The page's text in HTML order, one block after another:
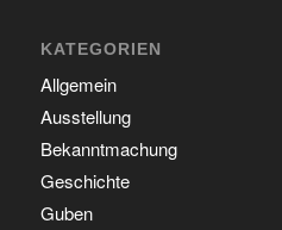
KATEGORIEN
Allgemein
Ausstellung
Bekanntmachung
Geschichte
Guben